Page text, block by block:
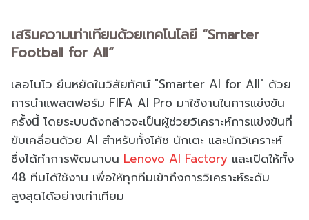
เสริมความเท่าเทียมด้วยเทคโนโลยี “Smarter
Football for All”
เลอโนโว ยืนหยัดในวิสัยทัศน์ "Smarter AI for All" ด้วย
การนำแพลตฟอร์ม FIFA AI Pro มาใช้งานในการแข่งขัน
ครั้งนี้ โดยระบบดังกล่าวจะเป็นผู้ช่วยวิเคราะห์การแข่งขันที่
ขับเคลื่อนด้วย AI สำหรับทั้งโค้ช นักเตะ และนักวิเคราะห์
ซึ่งได้ทำการพัฒนาบน Lenovo AI Factory และเปิดให้ทั้ง
48 ทีมได้ใช้งาน เพื่อให้ทุกทีมเข้าถึงการวิเคราะห์ระดับ
สูงสุดได้อย่างเท่าเทียม